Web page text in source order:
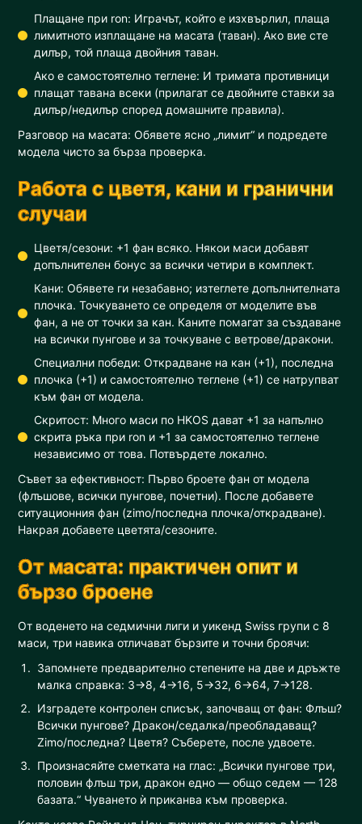
Плащане при ron: Играчът, който е изхвърлил, плаща
лимитното изплащане на масата (таван). Ако вие сте
дилър, той плаща двойния таван.
Ако е самостоятелно теглене: И тримата противници
плащат тавана всеки (прилагат се двойните ставки за
дилър/недилър според домашните правила).
Разговор на масата: Обявете ясно „лимит“ и подредете
модела чисто за бърза проверка.
Работа с цветя, кани и гранични
случаи
Цветя/сезони: +1 фан всяко. Някои маси добавят
допълнителен бонус за всички четири в комплект.
Кани: Обявете ги незабавно; изтеглете допълнителната
плочка. Точкуването се определя от моделите във
фан, а не от точки за кан. Каните помагат за създаване
на всички пунгове и за точкуване с ветрове/дракони.
Специални победи: Открадване на кан (+1), последна
плочка (+1) и самостоятелно теглене (+1) се натрупват
към фан от модела.
Скритост: Много маси по HKOS дават +1 за напълно
скрита ръка при ron и +1 за самостоятелно теглене
независимо от това. Потвърдете локално.
Съвет за ефективност: Първо броете фан от модела
(флъшове, всички пунгове, почетни). После добавете
ситуационния фан (zimo/последна плочка/открадване).
Накрая добавете цветята/сезоните.
От масата: практичен опит и
бързо броене
От воденето на седмични лиги и уикенд Swiss групи с 8
маси, три навика отличават бързите и точни броячи:
Запомнете предварително степените на две и дръжте
малка справка: 3→8, 4→16, 5→32, 6→64, 7→128.
Изградете контролен списък, започващ от фан: Флъш?
Всички пунгове? Дракон/седалка/преобладаващ?
Zimo/последна? Цветя? Съберете, после удвоете.
Произнасяйте сметката на глас: „Всички пунгове три,
половин флъш три, дракон едно — общо седем — 128
базата.“ Чуването ѝ приканва към проверка.